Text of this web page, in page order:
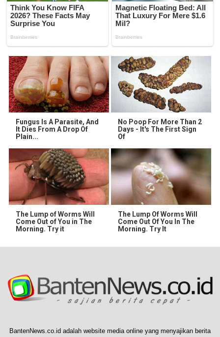
Fungus Is A Parasite, And
It Dies From A Drop Of
Plain...
No Poop For More Than 2
Days - It's The First Sign
Of
The Lump of Worms Will
Come Out of You in The
Morning. Try it
The Lump Of Worms Will
Come Out Of You In The
Morning. Try It
BantenNews.co.id adalah website media online yang menyajikan berita